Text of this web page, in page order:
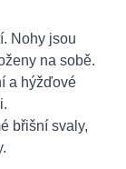
Nohy jsou
na sobě.
a hýžďové
břišní svaly,